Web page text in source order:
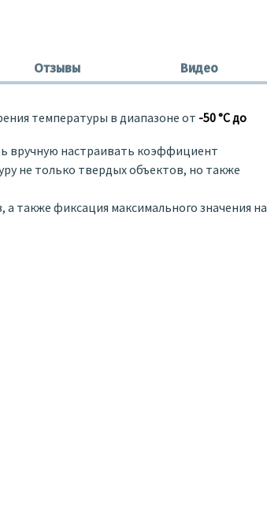
Отзывы Видео
температуры в диапазоне от -50 °С до
вручную настраивать коэффициент
не только твердых объектов, но также
также фиксация максимального значения на